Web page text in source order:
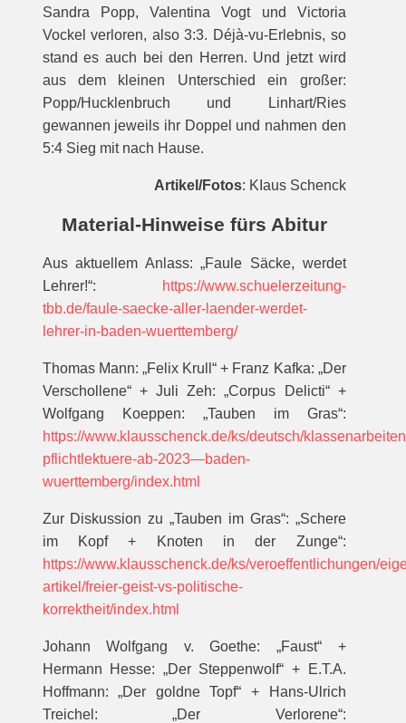
Sandra Popp, Valentina Vogt und Victoria
Vockel verloren, also 3:3. Déjà-vu-Erlebnis, so
stand es auch bei den Herren. Und jetzt wird
aus dem kleinen Unterschied ein großer:
Popp/Hucklenbruch und Linhart/Ries
gewannen jeweils ihr Doppel und nahmen den
5:4 Sieg mit nach Hause.
Artikel/Fotos: KIaus Schenck
Material-Hinweise fürs Abitur
Aus aktuellem Anlass: „Faule Säcke, werdet
Lehrer!“:
https://www.schuelerzeitung-
tbb.de/faule-saecke-aller-laender-werdet-
lehrer-in-baden-wuerttemberg/
Thomas Mann: „Felix Krull“ + Franz Kafka: „Der
Verschollene“ + Juli Zeh: „Corpus Delicti“ +
Wolfgang Koeppen: „Tauben im Gras“:
https://www.klausschenck.de/ks/deutsch/
pflichtlektuere-ab-2023—baden-
wuerttemberg/index.html
Zur Diskussion zu „Tauben im Gras“: „Schere
im Kopf + Knoten in der Zunge“:
https://www.klausschenck.de/ks/veroeffentlichungen/
artikel/freier-geist-vs-politische-
korrektheit/index.html
Johann Wolfgang v. Goethe: „Faust“ +
Hermann Hesse: „Der Steppenwolf“ + E.T.A.
Hoffmann: „Der goldne Topf“ + Hans-Ulrich
Treichel: „Der Verlorene“: